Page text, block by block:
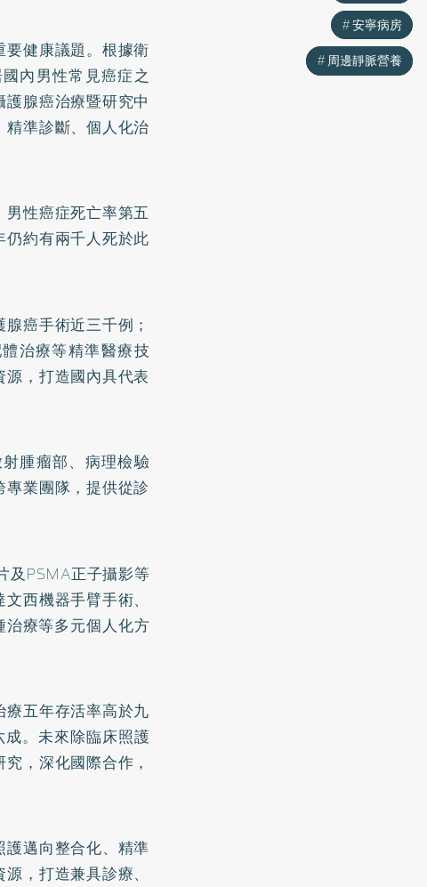
健康議題。根據衛
內男性常見癌症之
腺癌治療暨研究中
準診斷、個人化治
性癌症死亡率第五
約有兩千人死於此
癌手術近三千例；
治療等精準醫療技
，打造國內具代表
腫瘤部、病理檢驗
業團隊，提供從診
及PSMA正子攝影等
西機器手臂手術、
療等多元個人化方
五年存活率高於九
。未來除臨床照護
，深化國際合作，
邁向整合化、精準
，打造兼具診療、
安寧病房
周邊靜脈營養
安寧病房
周邊靜脈營養